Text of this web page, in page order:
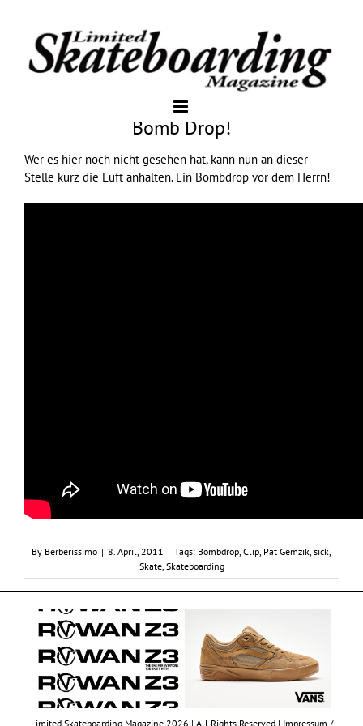
Bomb Drop!
Wer es hier noch nicht gesehen hat, kann nun an dieser
Stelle kurz die Luft anhalten. Ein Bombdrop vor dem Herrn!
By Berberissimo | 8. April, 2011 | Tags: Bombdrop Clip Pat Gemzik sick
Skate, Skateboarding
Limited Skateboarding Magazine 2026 | All Rights Reserved | Impressum /